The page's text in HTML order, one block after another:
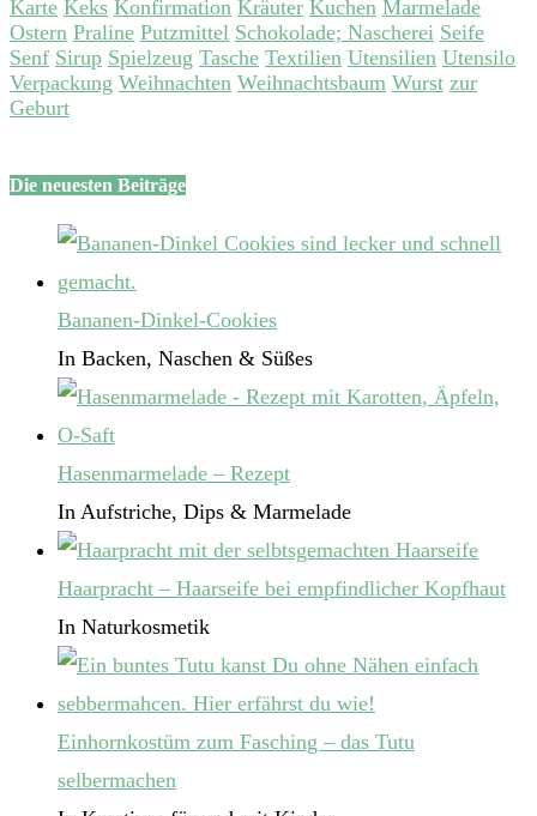
Karte Keks Konfirmation Kräuter Kuchen Marmelade
Ostern Praline Putzmittel Schokolade; Nascherei Seife
Senf Sirup Spielzeug Tasche Textilien Utensilien Utensilo
Verpackung Weihnachten Weihnachtsbaum Wurst zur
Geburt
Die neuesten Beiträge
Bananen-Dinkel-Cookies
In Backen, Naschen & Süßes
Hasenmarmelade – Rezept
In Aufstriche, Dips & Marmelade
Haarpracht – Haarseife bei empfindlicher Kopfhaut
In Naturkosmetik
Einhornkostüm zum Fasching – das Tutu
selbermachen